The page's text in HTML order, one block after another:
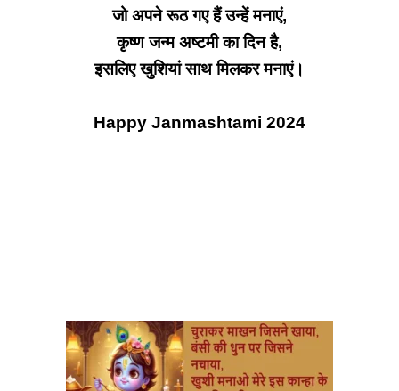
जो अपने रूठ गए हैं उन्हें मनाएं,
कृष्ण जन्म अष्टमी का दिन है,
इसलिए खुशियां साथ मिलकर मनाएं।
Happy Janmashtami 2024